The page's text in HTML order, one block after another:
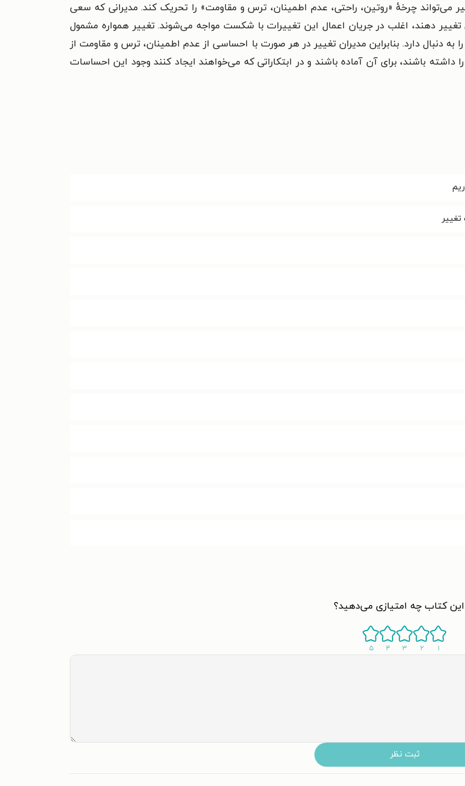
می‌تواند چرخهٔ «روتین، راحتی، عدم اطمینان، ترس و مقاومت» را تحریک کند. مدیرانی که سعی
تغییر دهند، اغلب در جریان اعمال این تغییرات با شکست مواجه می‌شوند. تغییر همواره مشمول
دارد. بنابراین مدیران تغییر در هر صورت با احساسی از عدم اطمینان، ترس و مقاومت از
باشند، برای آن آماده باشند و در ابتکاراتی که می‌خواهند ایجاد کنند وجود این احساسات
این کتاب چه امتیازی می‌دهید؟
۱ ۲ ۳ ۴ ۵
ثبت نظر